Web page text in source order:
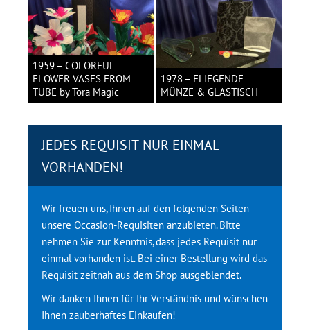
1959 – COLORFUL
FLOWER VASES FROM
TUBE by Tora Magic
1978 – FLIEGENDE
MÜNZE & GLASTISCH
JEDES REQUISIT NUR EINMAL
VORHANDEN!
Wir freuen uns, Ihnen auf den folgenden Seiten
unsere Occasion-Requisiten anzubieten. Bitte
nehmen Sie zur Kenntnis, dass jedes Requisit nur
einmal vorhanden ist. Bei einer Bestellung wird das
Requisit zeitnah aus dem Shop ausgeblendet.
Wir danken Ihnen für Ihr Verständnis und wünschen
Ihnen zauberhaftes Einkaufen!